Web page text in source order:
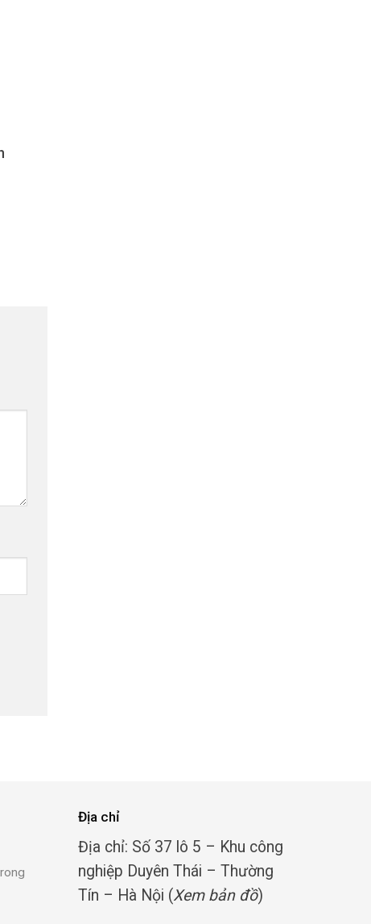
Địa chỉ
Địa chỉ: Số 37 lô 5 – Khu công
nghiệp Duyên Thái – Thường
Tín – Hà Nội (Xem bản đồ)